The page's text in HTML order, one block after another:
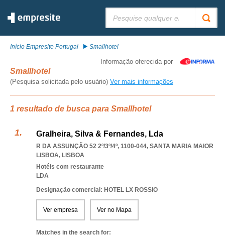
Início Empresite Portugal Smallhotel
Informação oferecida por
Smallhotel
(Pesquisa solicitada pelo usuário) Ver mais informações
1 resultado de busca para Smallhotel
Gralheira, Silva & Fernandes, Lda
R DA ASSUNÇÃO 52 2º/3º/4º, 1100-044, SANTA MARIA MAIOR
LISBOA, LISBOA
Hotéis com restaurante
LDA
Designação comercial: HOTEL LX ROSSIO
Ver empresa Ver no Mapa
Matches in the search for: